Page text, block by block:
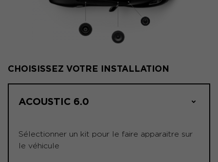
CHOISISSEZ VOTRE INSTALLATION
ACOUSTIC 6.0
Sélectionner un kit pour le faire apparaitre sur
le véhicule